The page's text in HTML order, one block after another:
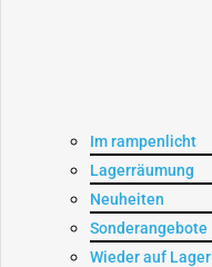
Im rampenlicht
Lagerräumung
Neuheiten
Sonderangebote
Wieder auf Lager